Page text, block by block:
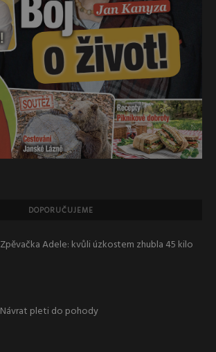
DOPORUČUJEME
Zpěvačka Adele: kvůli úzkostem zhubla 45 kilo
Návrat pleti do pohody